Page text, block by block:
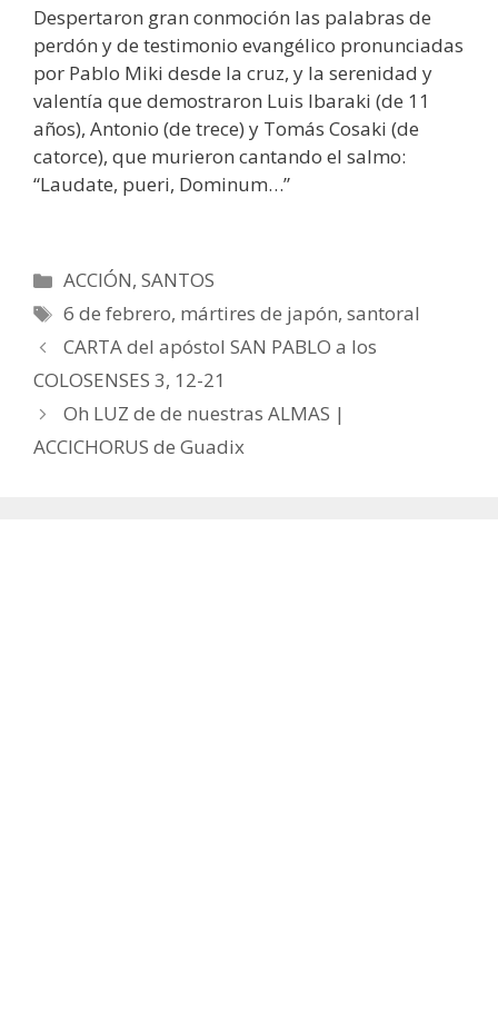
Despertaron gran conmoción las palabras de
perdón y de testimonio evangélico pronunciadas
por Pablo Miki desde la cruz, y la serenidad y
valentía que demostraron Luis Ibaraki (de 11
años), Antonio (de trece) y Tomás Cosaki (de
catorce), que murieron cantando el salmo:
“Laudate, pueri, Dominum…”
Categorías
ACCIÓN,SANTOS
Etiquetas
6 de febrero, mártires de japón,santoral
CARTA del apóstol SAN PABLO a los
COLOSENSES 3, 12-21
Oh LUZ de de nuestras ALMAS |
ACCICHORUS de Guadix